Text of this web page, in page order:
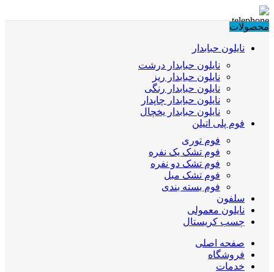
محصولات
نایلون حبابدار
نایلون حبابدار درشت
نایلون حبابدار ریز
نایلون حبابدار رنگی
نایلون حبابدار چاپدار
نایلون حبابدار یخچال
فوم پلی اتیلن
فوم توری
فوم تشک یک نفره
فوم تشک دو نفره
فوم تشک مبل
فوم بسته بندی
سلفون
نایلون معمولی
چسب کریستال
صفحه اصلی
فروشگاه
خدمات